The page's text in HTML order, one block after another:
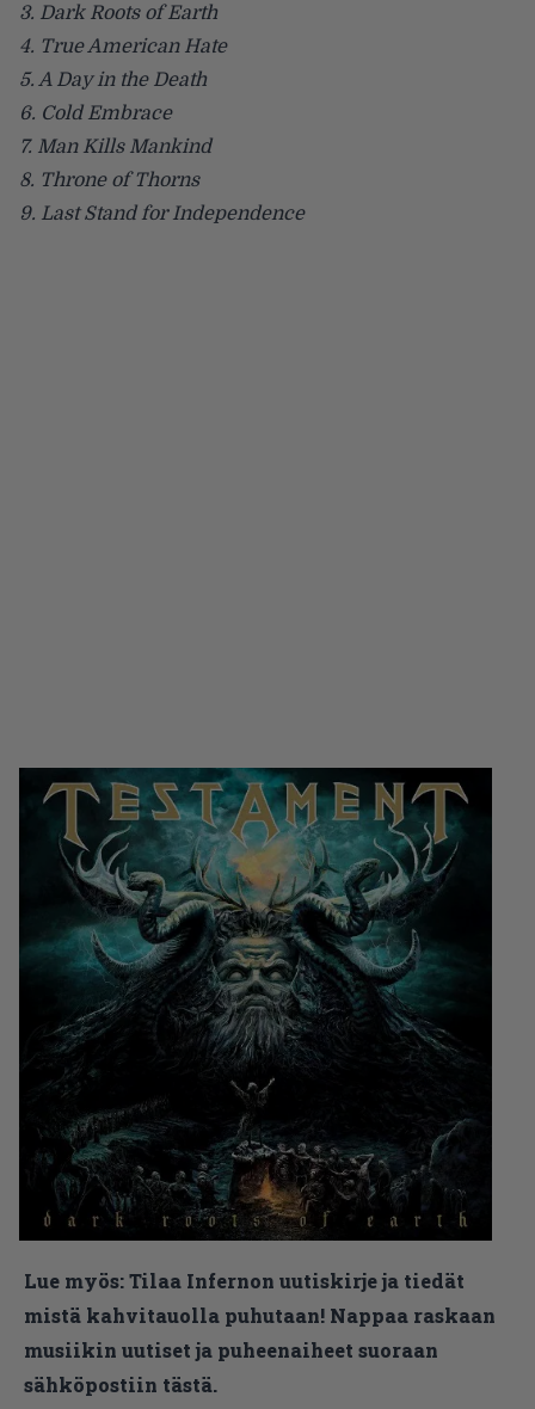
3. Dark Roots of Earth
4. True American Hate
5. A Day in the Death
6. Cold Embrace
7. Man Kills Mankind
8. Throne of Thorns
9. Last Stand for Independence
Lue myös:Tilaa Infernon uutiskirje ja tiedät
mistä kahvitauolla puhutaan! Nappaa raskaan
musiikin uutiset ja puheenaiheet suoraan
sähköpostiin tästä.